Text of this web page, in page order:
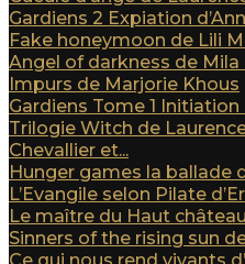
Gardiens 2 Expiation
Fake honeymoon de Lili
Angel of darkness de Mila
Impurs de Marjorie Khous
Gardiens Tome 1 Initiation
Trilogie Witch de
Chevallier et...
Hunger games la ballade
L’Evangile selon Pilate
Le maître du Haut
Sinners of the rising sun